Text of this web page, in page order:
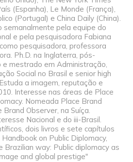
(Espanha), Le Monde (França),
(Portugal) e China Daily (China).
semanalmente pela equipe do
e pela pesquisadora Fabiana
pesquisadora, professora
Ph.D. na Inglaterra, pós-
mestrado em Administração,
Social no Brasil e senior high
a imagem, reputação e
Interesse nas áreas de Place
Nomeada Place Brand
Observer, na Suíça.
Nacional e do iii-Brasil.
dois livros e sete capítulos
on Public Diplomacy,
Brazilian way: Public diplomacy as
and global prestige"